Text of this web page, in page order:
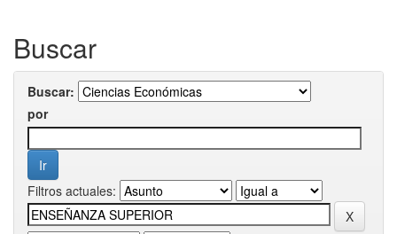
Buscar
Buscar:
por
Filtros actuales: